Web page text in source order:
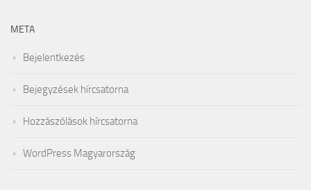
META
Bejelentkezés
Bejegyzések hírcsatorna
Hozzászólások hírcsatorna
WordPress Magyarország